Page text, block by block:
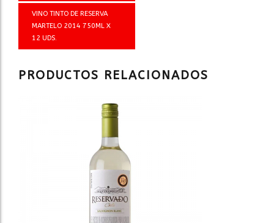
VINO TINTO DE RESERVA
MARTELO 2014 750ML X
12 UDS.
PRODUCTOS RELACIONADOS